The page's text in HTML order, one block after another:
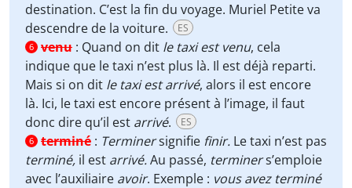
destination. C’est la fin du voyage. Muriel Petite va
descendre de la voiture.
ES
6 venu : Quand on dit le taxi est venu, cela
indique que le taxi n’est plus là. Il est déjà reparti.
Mais si on dit le taxi est arrivé, alors il est encore
là. Ici, le taxi est encore présent à l’image, il faut
donc dire qu’il est arrivé. ES
6 terminé : Terminersignifie finir. Le taxi n’est pas
terminé, il est arrivé.Au passé, terminers’emploie
avec l’auxiliaire avoir. Exemple : vous avez terminé